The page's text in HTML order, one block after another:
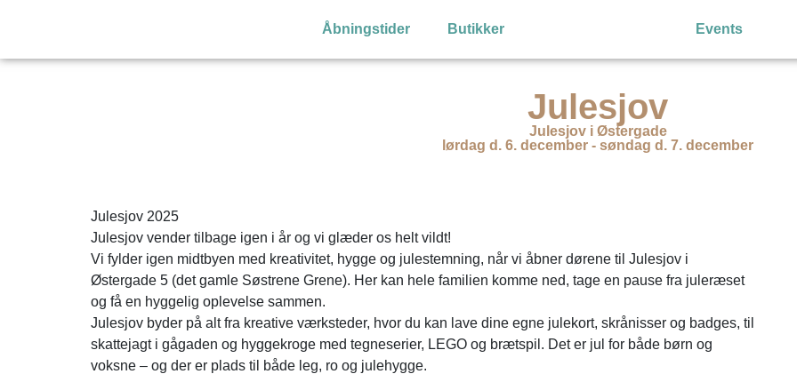
Åbningstider Butikker Events
Julesjov
Julesjov i Østergade
lørdag d. 6. december - søndag d. 7. december
Julesjov 2025
Julesjov vender tilbage igen i år og vi glæder os helt vildt!
Vi fylder igen midtbyen med kreativitet, hygge og julestemning, når vi åbner dørene til Julesjov i
Østergade 5 (det gamle Søstrene Grene). Her kan hele familien komme ned, tage en pause fra juleræset
og få en hyggelig oplevelse sammen.
Julesjov byder på alt fra kreative værksteder, hvor du kan lave dine egne julekort, skrånisser og badges, til
skattejagt i gågaden og hyggekroge med tegneserier, LEGO og brætspil. Det er jul for både børn og
voksne – og der er plads til både leg, ro og julehygge.